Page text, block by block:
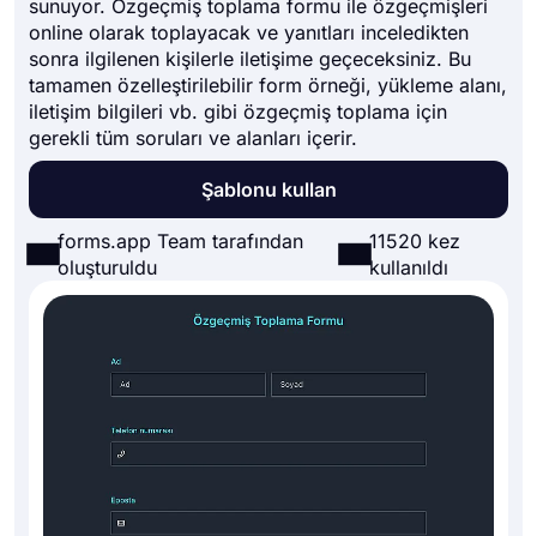
sunuyor. Özgeçmiş toplama formu ile özgeçmişleri
online olarak toplayacak ve yanıtları inceledikten
sonra ilgilenen kişilerle iletişime geçeceksiniz. Bu
tamamen özelleştirilebilir form örneği, yükleme alanı,
iletişim bilgileri vb. gibi özgeçmiş toplama için
gerekli tüm soruları ve alanları içerir.
Şablonu kullan
forms.app Team tarafından
oluşturuldu
11520 kez
kullanıldı